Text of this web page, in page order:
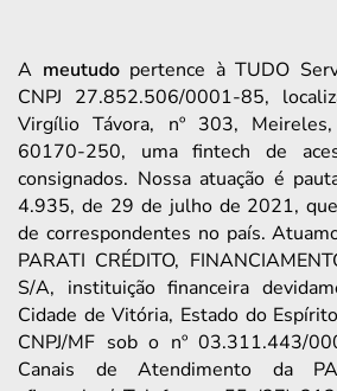
A meutudopertence à TUDO
CNPJ 27.852.506/0001-85,
Virgílio Távora, nº 303, Meireles,
60170-250, uma fintech de
consignados. Nossa atuação é
4.935, de 29 de julho de 2021,
de correspondentes no país.
PARATI CRÉDITO,
S/A, instituição financeira
Cidade de Vitória, Estado do
CNPJ/MF sob o nº 03.311.443/
Canais de Atendimento da